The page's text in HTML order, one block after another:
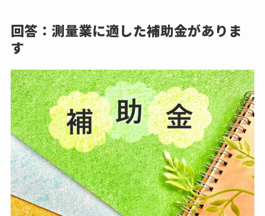
回答：測量業に適した補助金がありま
す